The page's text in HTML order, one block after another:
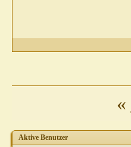
«
Aktive Benutzer